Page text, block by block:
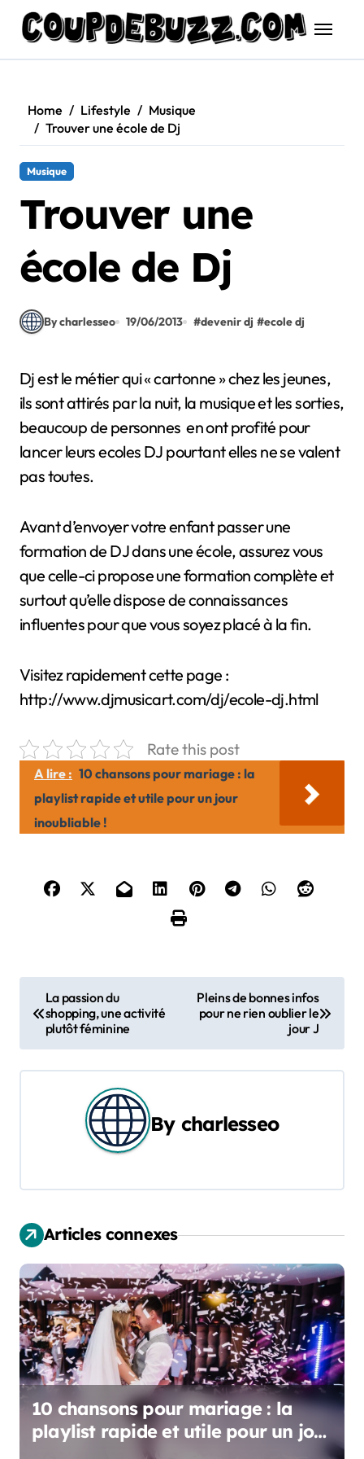
content
Home Lifestyle
Musique
Trouver une école de Dj
Musique
Trouver une
école de Dj
By charlesseo 19/06/2013 #devenir dj #ecole dj
Dj est le métier qui « cartonne » chez les jeunes,
ils sont attirés par la nuit, la musique et les sorties,
beaucoup de personnes en ont profité pour
lancer leurs ecoles DJ pourtant elles ne se valent
pas toutes.
Avant d’envoyer votre enfant passer une
formation de DJ dans une école, assurez vous
que celle-ci propose une formation complète et
surtout qu’elle dispose de connaissances
influentes pour que vous soyez placé à la fin.
Visitez rapidement cette page :
http://www.djmusicart.com/dj/ecole-dj.html
Rate this post
A lire : 10 chansons pour mariage : la
playlist rapide et utile pour un jour
inoubliable !
a
v
t
i
o
n
d
e
l
La passion du
shopping, une activité
plutôt féminine
Pleins de bonnes infos
pour ne rien oublier le
jour J
By charlesseo
Articles connexes
10 chansons pour mariage : la
playlist rapide et utile pour un jour
inoubliable !